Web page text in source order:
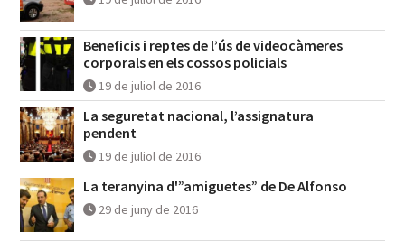
Beneficis i reptes de l’ús de videocàmeres
corporals en els cossos policials
19 de juliol de 2016
La seguretat nacional, l’assignatura
pendent
19 de juliol de 2016
La teranyina d'”amiguetes” de De Alfonso